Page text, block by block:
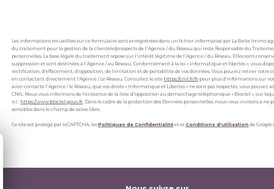
Les informations recueillies sur ce formulaire sont enregistrées dans un fichier informatisé par La Boite Immo
du traitement pour la gestion de la clientèle/prospects de l'Agence / du Réseau qui reste Responsable du
personnelles. La base légale du traitement repose sur l'intérêt légitime de l'Agence / du Réseau. Elles sont
suppression et sont destinées à l'Agence / au Réseau. Conformément à la loi « informatique et libertés », vous
rectification, d’effacement, d’opposition, de limitation et de portabilité de vos données. Vous pouvez retirer
en contactant directement l’Agence / Le Réseau. Consultez le site https://cnil.fr/fr pour plus d’informations sur
avoir contacté l'Agence / le Réseau, que vos droits « Informatique et Libertés » ne sont pas respectés, vous pouvez
CNIL. Nous vous informons de l’existence de la liste d'opposition au démarchage téléphonique « Bloctel », sur
ici : https://www.bloctel.gouv.fr . Dans le cadre de la protection des Données personnelles, nous vous invitons à ne
sensibles dans le champ de saisie libre.
Ce site est protégé par reCAPTCHA, lesPolitiques de Confidentialitéet esConditions d'utilisation de